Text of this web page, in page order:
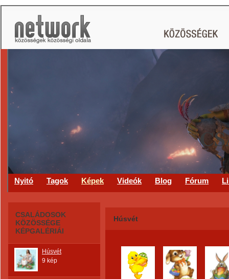
Nyitó Tagok Képek Videók Blog Fórum
CSALÁDOSOK
KÖZÖSSÉGE
KÉPGALÉRIÁI
Húsvét
9 kép
Húsvét